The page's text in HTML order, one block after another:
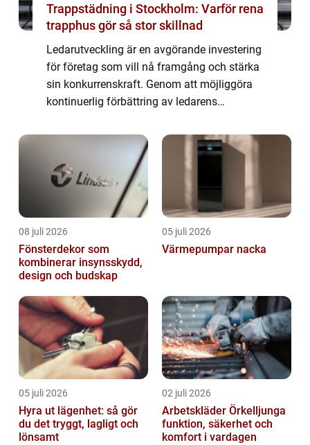
Trappstädning i Stockholm: Varför rena
trapphus gör så stor skillnad
Ledarutveckling är en avgörande investering
för företag som vill nå framgång och stärka
sin konkurrenskraft. Genom att möjliggöra
kontinuerlig förbättring av ledarens
08 juli 2026
Fönsterdekor som
kombinerar insynsskydd,
design och budskap
05 juli 2026
Värmepumpar nacka
05 juli 2026
Hyra ut lägenhet: så gör
du det tryggt, lagligt och
lönsamt
02 juli 2026
Arbetskläder Örkelljunga
funktion, säkerhet och
komfort i vardagen